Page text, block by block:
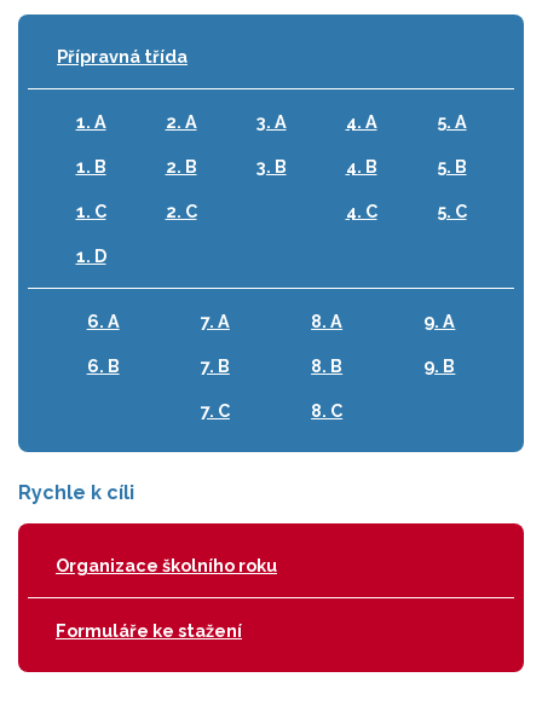
Přípravná třída
1. A
1. B
1. C
1. D
2. A
2. B
2. C
3. A
3. B
4. A
4. B
4. C
5. A
5. B
5. C
6. A
6. B
7. A
7. B
7. C
8. A
8. B
8. C
9. A
9. B
Rychle k cíli
Organizace školního roku
Formuláře ke stažení